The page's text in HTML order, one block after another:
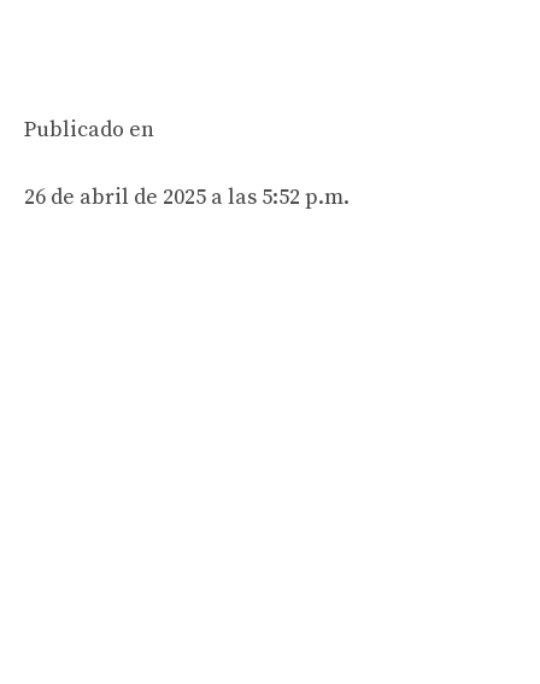
Publicado en
26 de abril de 2025 a las 5:52 p.m.